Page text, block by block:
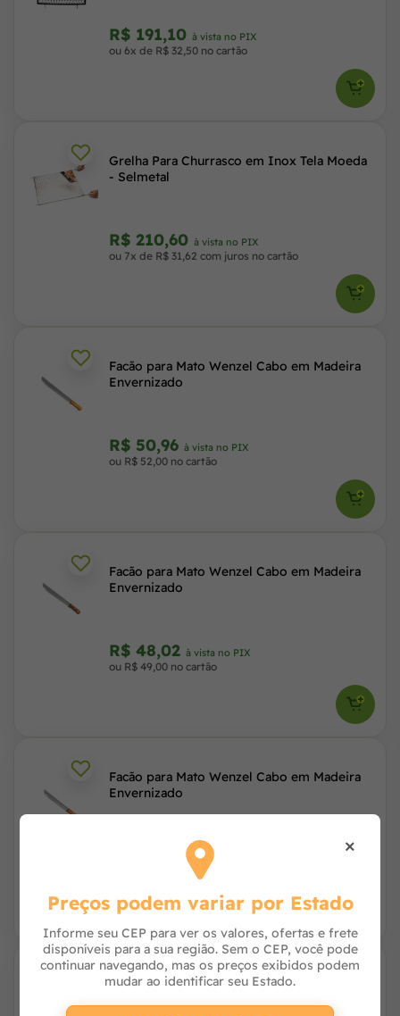
R$ 191,10 à vista no PIX
ou 6x de R$ 32,50 no cartão
Grelha Para Churrasco em Inox Tela Moeda
- Selmetal
R$ 210,60 à vista no PIX
ou 7x de R$ 31,62 com juros no cartão
Facão para Mato Wenzel Cabo em Madeira
Envernizado
R$ 50,96 à vista no PIX
ou R$ 52,00 no cartão
Facão para Mato Wenzel Cabo em Madeira
Envernizado
R$ 48,02 à vista no PIX
ou R$ 49,00 no cartão
Facão para Mato Wenzel Cabo em Madeira
Envernizado
à vista no PIX
ou R$ 47,90 no cartão
Facão para Mato Wenzel Cabo em Madeira
×
Preços podem variar por Estado
Informe seu CEP para ver os valores, ofertas e frete
disponíveis para a sua região. Sem o CEP, você pode
continuar navegando, mas os preços exibidos podem
mudar ao identificar seu Estado.